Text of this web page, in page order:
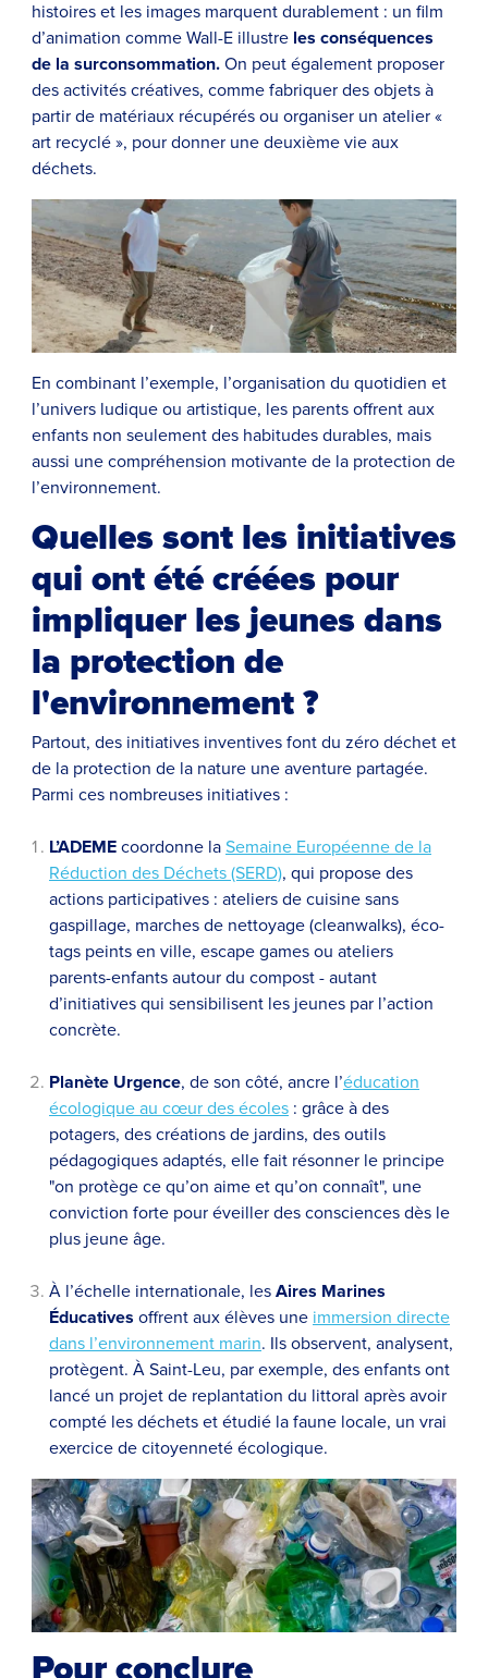
histoires et les images marquent durablement : un film
d’animation comme Wall-E illustre les conséquences
de la surconsommation. On peut également proposer
des activités créatives, comme fabriquer des objets à
partir de matériaux récupérés ou organiser un atelier «
art recyclé », pour donner une deuxième vie aux
déchets.
En combinant l’exemple, l’organisation du quotidien et
l’univers ludique ou artistique, les parents offrent aux
enfants non seulement des habitudes durables, mais
aussi une compréhension motivante de la protection de
l’environnement.
Quelles sont les initiatives
qui ont été créées pour
impliquer les jeunes dans
la protection de
l'environnement ?
Partout, des initiatives inventives font du zéro déchet et
de la protection de la nature une aventure partagée.
Parmi ces nombreuses initiatives :
L’ADEME coordonne la Semaine Européenne de la
Réduction des Déchets (SERD), qui propose des
actions participatives : ateliers de cuisine sans
gaspillage, marches de nettoyage (cleanwalks), éco-
tags peints en ville, escape games ou ateliers
parents-enfants autour du compost - autant
d’initiatives qui sensibilisent les jeunes par l’action
concrète.
Planète Urgence, de son côté, ancre l’éducation
écologique au cœur des écoles : grâce à des
potagers, des créations de jardins, des outils
pédagogiques adaptés, elle fait résonner le principe
"on protège ce qu’on aime et qu’on connaît", une
conviction forte pour éveiller des consciences dès le
plus jeune âge.
À l’échelle internationale, les Aires Marines
Éducatives offrent aux élèves une immersion directe
dans l’environnement marin. Ils observent, analysent,
protègent. À Saint-Leu, par exemple, des enfants ont
lancé un projet de replantation du littoral après avoir
compté les déchets et étudié la faune locale, un vrai
exercice de citoyenneté écologique.